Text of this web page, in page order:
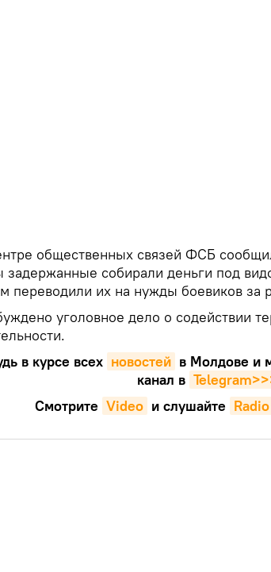
общественных связей ФСБ
задержанные собирали деньги под
переводили их на нужды боевиков за
уголовное дело о содействии
в курсе всех новостей в Молдове и
канал в
Смотрите Video и слушайте Radio